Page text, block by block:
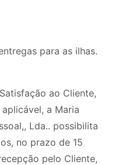
para as ilhas.
ao Cliente,
a Maria
Lda.. possibilita
no prazo de 15
pelo Cliente,